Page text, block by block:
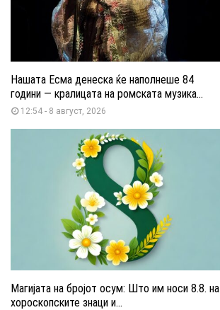
Нашата Есма денеска ќе наполнеше 84
години — кралицата на ромската музика...
12:54 - 8 август, 2026
Магијата на бројот осум: Што им носи 8.8. на
хороскопските знаци и...